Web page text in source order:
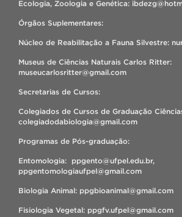
Ecologia, Zoologia e Genética:
Órgãos Suplementares:
Núcleo de Reabilitação a Fauna Silvestre:
Museus de Ciências Naturais Carlos Ritter:
museucarlosritter@gmail.com
Secretarias de Cursos:
Colegiados de Cursos de Graduação
colegiadodabiologia@gmail.com
Programas de Pós-graduação:
Entomologia: ppgento@ufpel.edu.br,
ppgentomologiaufpel@gmail.com
Biologia Animal: ppgbioanimal@gmail.com
Fisiologia Vegetal: ppgfv.ufpel@gmail.com